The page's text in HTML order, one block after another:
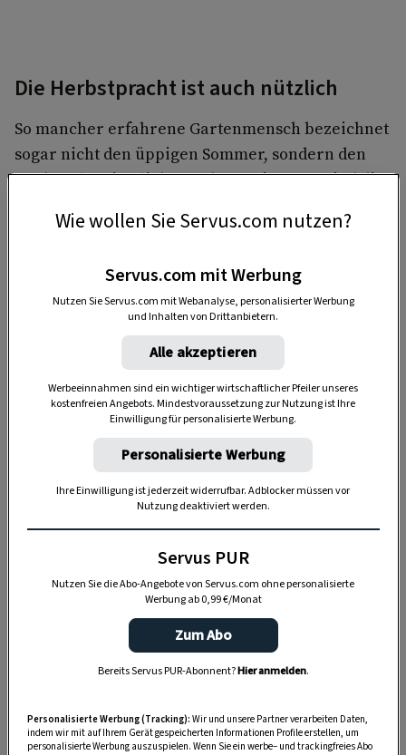
Die Herbstpracht ist auch nützlich
So mancher erfahrene Gartenmensch bezeichnet
sogar nicht den üppigen Sommer, sondern den
Herbst als seine liebste Jahreszeit. Dann sind die
Staudenbeet, besser wahrzunehmen.
„Servus Garten“ auf WhatsApp
Nutzen Sie WhatsApp auf Ihrem Handy und lieben es, auf
unserem kostenlosen WhatsApp-Kanal finden Sie täglich
Tipps und Tricks für Garten, Terrasse, Balkon- und
Wie wollen Sie Servus.com nutzen?
Servus.com mit Werbung
Nutzen Sie Servus.com mit Webanalyse, personalisierter Werbung
und Inhalten von Drittanbietern.
Alle akzeptieren
Werbeeinnahmen sind ein wichtiger wirtschaftlicher Pfeiler unseres
kostenfreien Angebots. Mindestvoraussetzung zur Nutzung ist Ihre
Einwilligung für personalisierte Werbung.
Personalisierte Werbung
Ihre Einwilligung ist jederzeit widerrufbar. Adblocker müssen vor
Nutzung deaktiviert werden.
Servus PUR
Nutzen Sie die Abo-Angebote von Servus.com ohne personalisierte
Werbung ab 0,99 €/Monat
Zum Abo
Bereits Servus PUR-Abonnent?Hier anmelden.
Personalisierte Werbung (Tracking): Wir und unsere Partner verarbeiten Daten,
indem wir mit auf Ihrem Gerät gespeicherten Informationen Profile erstellen, um
personalisierte Werbung auszuspielen. Wenn Sie ein werbe– und trackingfreies Abo